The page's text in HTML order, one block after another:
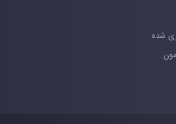
شده